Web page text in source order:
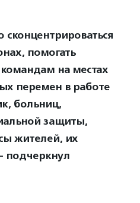
сконцентрироваться
помогать
на местах
перемен в работе
больниц,
защиты,
жителей, их
подчеркнул